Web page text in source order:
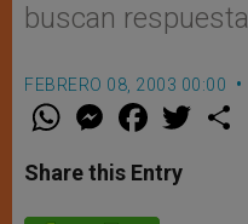
buscan
FEBRERO 08, 2003 00:00
W
t
s
M
e
s
e
F
a
e
b
w
Share this Entry